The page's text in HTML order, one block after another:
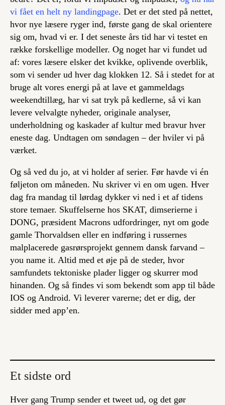
vi fået en helt ny landingpage. Det er det sted på nettet,
hvor nye læsere ryger ind, første gang de skal orientere
sig om, hvad vi er. I det seneste års tid har vi testet en
række forskellige modeller. Og noget har vi fundet ud
af: vores læsere elsker det kvikke, oplivende overblik,
som vi sender ud hver dag klokken 12. Så i stedet for at
bruge alt vores energi på at lave et gammeldags
weekendtillæg, har vi sat tryk på kedlerne, så vi kan
levere velvalgte nyheder, originale analyser,
underholdning og kaskader af kultur med bravur hver
eneste dag. Undtagen om søndagen – der hviler vi på
værket.
Og så ved du jo, at vi holder af serier. Før havde vi én
føljeton om måneden. Nu skriver vi en om ugen. Hver
dag fra mandag til lørdag dykker vi ned i et af tidens
store temaer. Skuffelserne hos SKAT, dimserierne i
DONG, præsident Macrons udfordringer, nyt om gode
gamle Thorvaldsen eller en indføring i russernes
malplacerede gasrørsprojekt gennem dansk farvand –
you name it. Altid med et øje på de steder, hvor
samfundets tektoniske plader ligger og skurrer mod
hinanden. Og så findes vi som bekendt som app til både
IOS og Android. Vi leverer varerne; det er dig, der
sidder med app’en.
Et sidste ord
Hver gang Trump sender et tweet ud, og det gør